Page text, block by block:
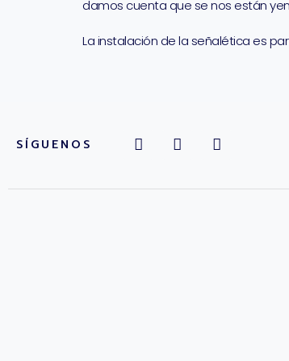
damos cuenta que se nos están
La instalación de la señalética es
SÍGUENOS